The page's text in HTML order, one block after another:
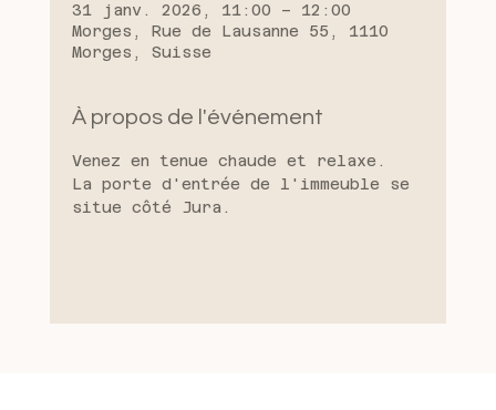
31 janv. 2026, 11:00 – 12:00
Morges, Rue de Lausanne 55, 1110
Morges, Suisse
À propos de l'événement
Venez en tenue chaude et relaxe.
La porte d'entrée de l'immeuble se
situe côté Jura.